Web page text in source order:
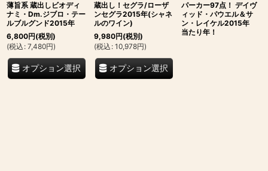
薄旨系 蔵出しビオディ
ナミ・Dm.ジブロ・テー
ルブルグンド2015年
6,800円(税別)
(税込 : 7,480円)
オプション選択
蔵出し！セグラ/ローザ
ンセグラ2015年(シャネ
ルのワイン)
9,980円(税別)
(税込 : 10,978円)
オプション選択
パーカー97点！ デイヴ
ィッド・パウエル＆サ
ン・レイケル2015年
当たり年！